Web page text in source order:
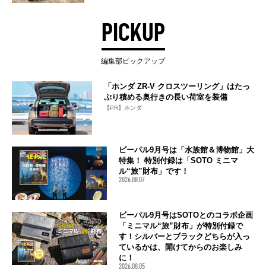
PICKUP
編集部ピックアップ
「ホンダ ZR-V クロスツーリング」はたっ
ぷり積める奥行きの長い荷室を装備
【PR】ホンダ
ビーパル9月号は「水族館＆博物館」大
特集！ 特別付録は「SOTO ミニマ
ル“旅”財布」です！
2026.08.07
ビーパル9月号はSOTOとのコラボ企画
「ミニマル“旅”財布」が特別付録で
す！シルバーとブラックどちらが入っ
ているかは、開けてからのお楽しみ
に！
2026.08.05